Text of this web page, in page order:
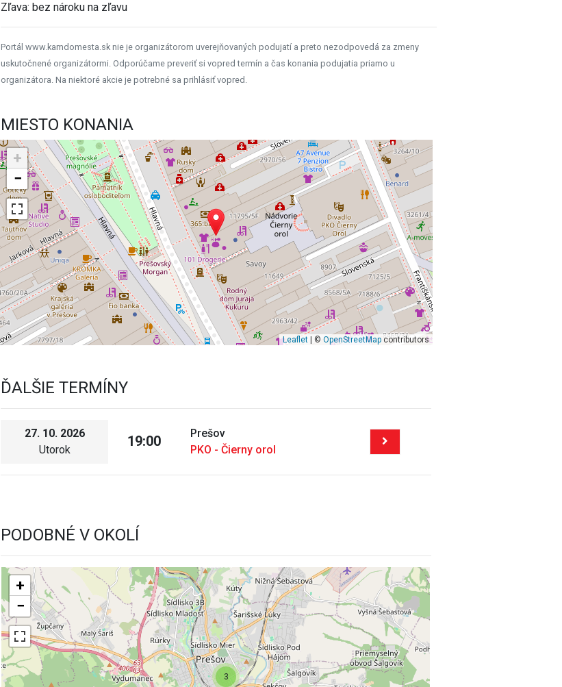
Zľava: bez nároku na zľavu
Portál www.kamdomesta.sk nie je organizátorom uverejňovaných podujatí a preto nezodpovedá za zmeny
uskutočnené organizátormi. Odporúčame preveriť si vopred termín a čas konania podujatia priamo u
organizátora. Na niektoré akcie je potrebné sa prihlásiť vopred.
MIESTO KONANIA
+
−
Leaflet| © OpenStreetMapcontributors
ĎALŠIE TERMÍNY
27. 10. 2026
Utorok
19:00
Prešov
PKO - Čierny orol
PODOBNÉ V OKOLÍ
3
+
−